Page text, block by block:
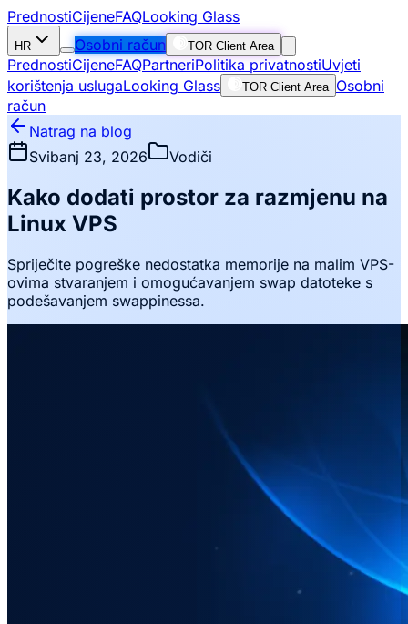
PrednostiCijeneFAQLooking Glass
HR Osobni račun TOR Client Area
PrednostiCijeneFAQPartneriPolitika privatnostiUvjeti
korištenja uslugaLooking Glass TOR Client Area Osobni
račun
Natrag na blog
Svibanj 23, 2026
Vodiči
Kako dodati prostor za razmjenu na
Linux VPS
Spriječite pogreške nedostatka memorije na malim VPS-
ovima stvaranjem i omogućavanjem swap datoteke s
podešavanjem swappinessa.